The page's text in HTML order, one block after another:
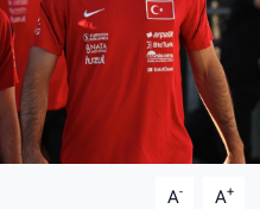
A- A+